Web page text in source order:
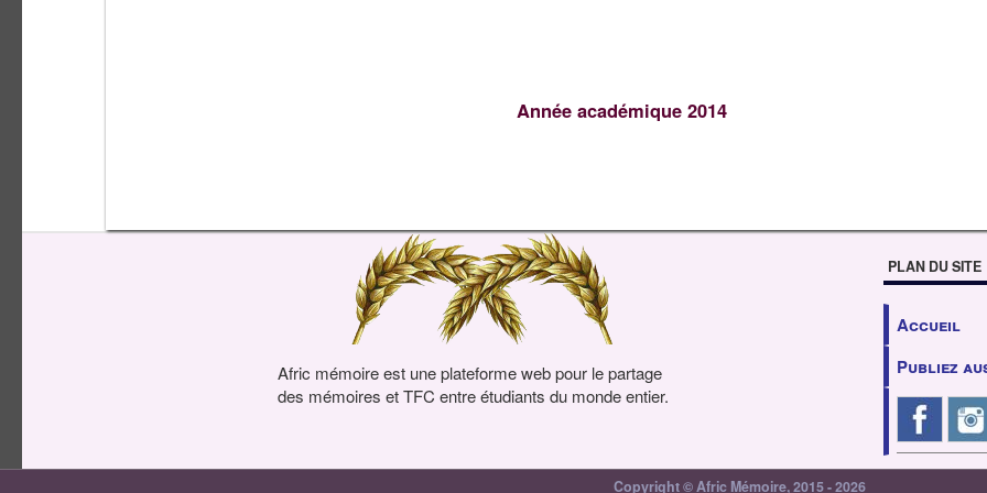
Année académique 2014
Afric mémoire est une plateforme web pour le partage
des mémoires et TFC entre étudiants du monde entier.
PLAN DU SITE
Accueil
Publiez
Copyright © Afric Mémoire, 2015 - 2026